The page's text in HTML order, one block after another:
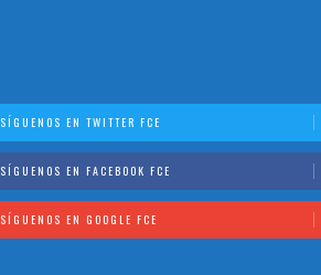
SÍGUENOS EN TWITTER FCE
SÍGUENOS EN FACEBOOK FCE
SÍGUENOS EN GOOGLE FCE